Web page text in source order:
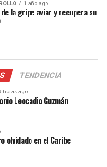
1 año ago
la gripe aviar y recupera su
TENDENCIA
horas ago
Leocadio Guzmán
olvidado en el Caribe